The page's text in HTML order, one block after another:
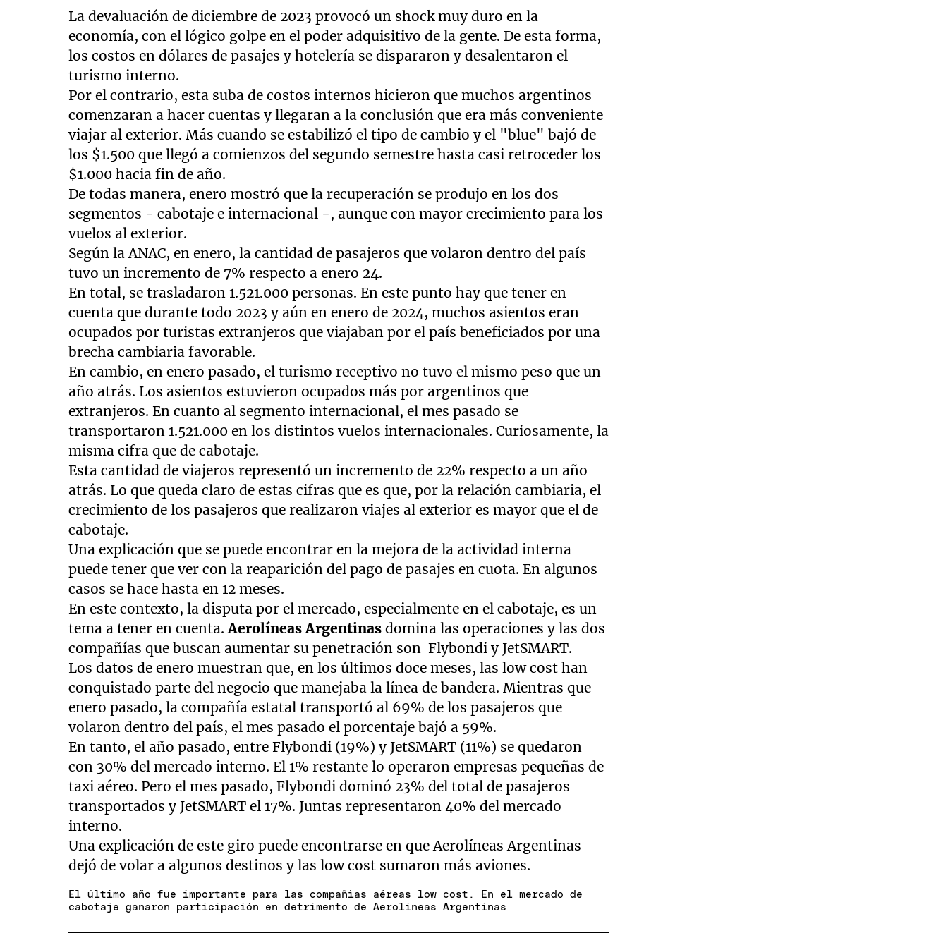
La devaluación de diciembre de 2023 provocó un shock muy duro en la
economía, con el lógico golpe en el poder adquisitivo de la gente. De esta forma,
los costos en dólares de pasajes y hotelería se dispararon y desalentaron el
turismo interno.
Por el contrario, esta suba de costos internos hicieron que muchos argentinos
comenzaran a hacer cuentas y llegaran a la conclusión que era más conveniente
viajar al exterior. Más cuando se estabilizó el tipo de cambio y el "blue" bajó de
los $1.500 que llegó a comienzos del segundo semestre hasta casi retroceder los
$1.000 hacia fin de año.
De todas manera, enero mostró que la recuperación se produjo en los dos
segmentos - cabotaje e internacional -, aunque con mayor crecimiento para los
vuelos al exterior.
Según la ANAC, en enero, la cantidad de pasajeros que volaron dentro del país
tuvo un incremento de 7% respecto a enero 24.
En total, se trasladaron 1.521.000 personas. En este punto hay que tener en
cuenta que durante todo 2023 y aún en enero de 2024, muchos asientos eran
ocupados por turistas extranjeros que viajaban por el país beneficiados por una
brecha cambiaria favorable.
En cambio, en enero pasado, el turismo receptivo no tuvo el mismo peso que un
año atrás. Los asientos estuvieron ocupados más por argentinos que
extranjeros. En cuanto al segmento internacional, el mes pasado se
transportaron 1.521.000 en los distintos vuelos internacionales. Curiosamente, la
misma cifra que de cabotaje.
Esta cantidad de viajeros representó un incremento de 22% respecto a un año
atrás. Lo que queda claro de estas cifras que es que, por la relación cambiaria, el
crecimiento de los pasajeros que realizaron viajes al exterior es mayor que el de
cabotaje.
Una explicación que se puede encontrar en la mejora de la actividad interna
puede tener que ver con la reaparición del pago de pasajes en cuota. En algunos
casos se hace hasta en 12 meses.
En este contexto, la disputa por el mercado, especialmente en el cabotaje, es un
tema a tener en cuenta.Aerolíneas Argentinas domina las operaciones y las dos
compañías que buscan aumentar su penetración son Flybondi y JetSMART.
Los datos de enero muestran que, en los últimos doce meses, las low cost han
conquistado parte del negocio que manejaba la línea de bandera. Mientras que
enero pasado, la compañía estatal transportó al 69% de los pasajeros que
volaron dentro del país, el mes pasado el porcentaje bajó a 59%.
En tanto, el año pasado, entre Flybondi (19%) y JetSMART (11%) se quedaron
con 30% del mercado interno. El 1% restante lo operaron empresas pequeñas de
taxi aéreo. Pero el mes pasado, Flybondi dominó 23% del total de pasajeros
transportados y JetSMART el 17%. Juntas representaron 40% del mercado
interno.
Una explicación de este giro puede encontrarse en que Aerolíneas Argentinas
dejó de volar a algunos destinos y las low cost sumaron más aviones.
El último año fue importante para las compañìas aéreas low cost. En el mercado de
cabotaje ganaron participación en detrimento de Aerolíneas Argentinas